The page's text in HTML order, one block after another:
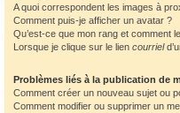
A quoi correspondent les images à
Comment puis-je afficher un avatar ?
Qu’est-ce que mon rang et comment
Lorsque je clique sur le lien courriel
Problèmes liés à la publication de
Comment créer un nouveau sujet ou
Comment modifier ou supprimer un